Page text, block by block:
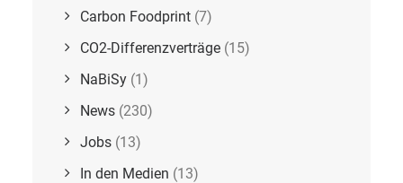
Carbon Foodprint (7)
CO2-Differenzverträge (15)
NaBiSy (1)
News (230)
Jobs (13)
In den Medien (13)